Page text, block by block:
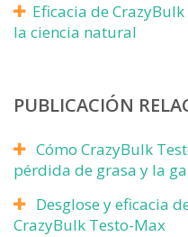
Eficacia de
la ciencia natural
PUBLICACIÓN
Cómo CrazyBulk
pérdida de grasa y la
Desglose y eficacia
CrazyBulk Testo-Max